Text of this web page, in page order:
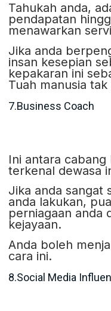
Tahukah anda,
pendapatan
menawarkan
Jika anda
insan kesepian
kepakaran ini
Tuah manusia
7.Business Coach
Ini antara
terkenal dewasa
Jika anda sangat
anda lakukan,
perniagaan anda
kejayaan.
Anda boleh
cara ini.
8.Social Media